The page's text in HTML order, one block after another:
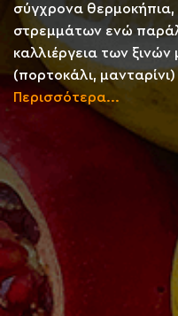
σύγχρονα θερμοκήπια,
στρεμμάτων ενώ
καλλιέργεια των ξινών
(πορτοκάλι, μανταρίνι)
Περισσότερα...